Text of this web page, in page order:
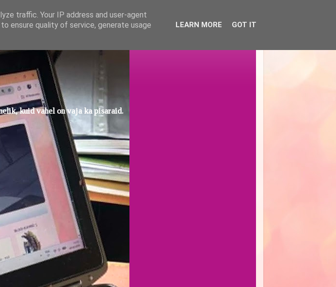
kuid vahel on vaja ka pisaraid.
traffic. Your IP address and user-agent
ensure quality of service, generate usage
LEARN MORE GOT IT